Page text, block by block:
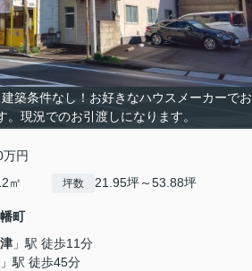
建築条件なし！お好きなハウスメーカーでお
。現況でのお引渡しになります。
円
㎡ 坪数 21.95坪～53.88坪
町
」駅 徒歩11分
」駅 徒歩45分